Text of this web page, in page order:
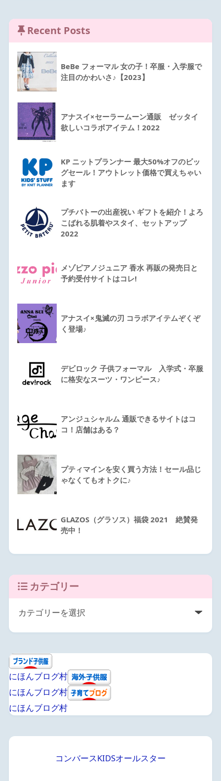
Recent Posts
BeBe フォーマル 女の子！卒服・入学服で
注目のかわいさ♪【2023】
アナスイ×セーラームーン通販 ゼッタイ
欲しいコラボアイテム！2022
KP ニットプランナー 最大50%オフのビッ
グセール！アウトレット価格で買えちゃい
ます
プチバトーの出産祝い ギフトを紹介！よろ
こばれる肌着やスタイ、セットアップ
2022
メゾピアノジュニア 香水 再販の発売日と
予約受付サイトはコレ!
アナスイ×鬼滅の刃 コラボアイテムぞくぞ
く登場♪
デビロック 子供フォーマル 入学式・卒服
に格安なスーツ・ワンピース♪
アンジュシャルム 通販できるサイトはコ
コ！店舗はある？
プティマインを安く買う方法！セール品じ
ゃなくてもオトクに♪
GLAZOS（グラソス）福袋 2021 絶賛発
売中！
カテゴリー
にほんブログ村
にほんブログ村
にほんブログ村
コンバースKIDSオールスター